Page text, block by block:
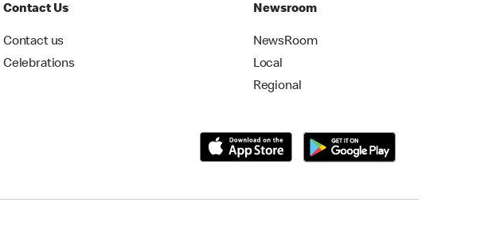
Contact Us
Contact us
Celebrations
Newsroom
NewsRoom
Local
Regional